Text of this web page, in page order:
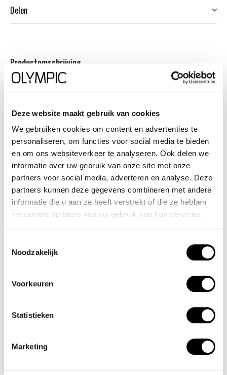
Deze website maakt gebruik van cookies
We gebruiken cookies om content en advertenties te
personaliseren, om functies voor social media te bieden
en om ons websiteverkeer te analyseren. Ook delen we
informatie over uw gebruik van onze site met onze
partners voor social media, adverteren en analyse. Deze
partners kunnen deze gegevens combineren met andere
informatie die u aan ze heeft verstrekt of die ze hebben
verzameld op basis van uw gebruik van hun services.
Noodzakelijk
Voorkeuren
Statistieken
Marketing
Delen
Productomschrijving
Dit unieke Olympic horloge met artikelnummer:
OL72HSL074 is een herenhorloge met chronograaf en
heeft een sportieve uitstraling. De stalen kast heeft een
een datum en chronograaf. De uursaanduiding is opvallend
door de lumibrite strepen en wijzers. De rode accenten
geven het horloge een sportief uiterlijk. Aan de stalen kast
zit een zwarte leren band met gespsluting. Het horloge
heeft een mineraalglas, een doorsnee van 44mm en is
10ATM.
Dit horloge is bestand tegen water bij het zwemmen en
douchen. Dit horloge is niet bestand tegen (grote)
Een mooi horloge hoeft niet duur te zijn! Het Nederlandse